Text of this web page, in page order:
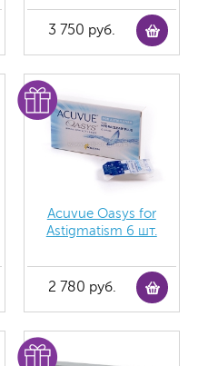
3 750 руб.
Acuvue Oasys for
Astigmatism 6 шт.
2 780 руб.